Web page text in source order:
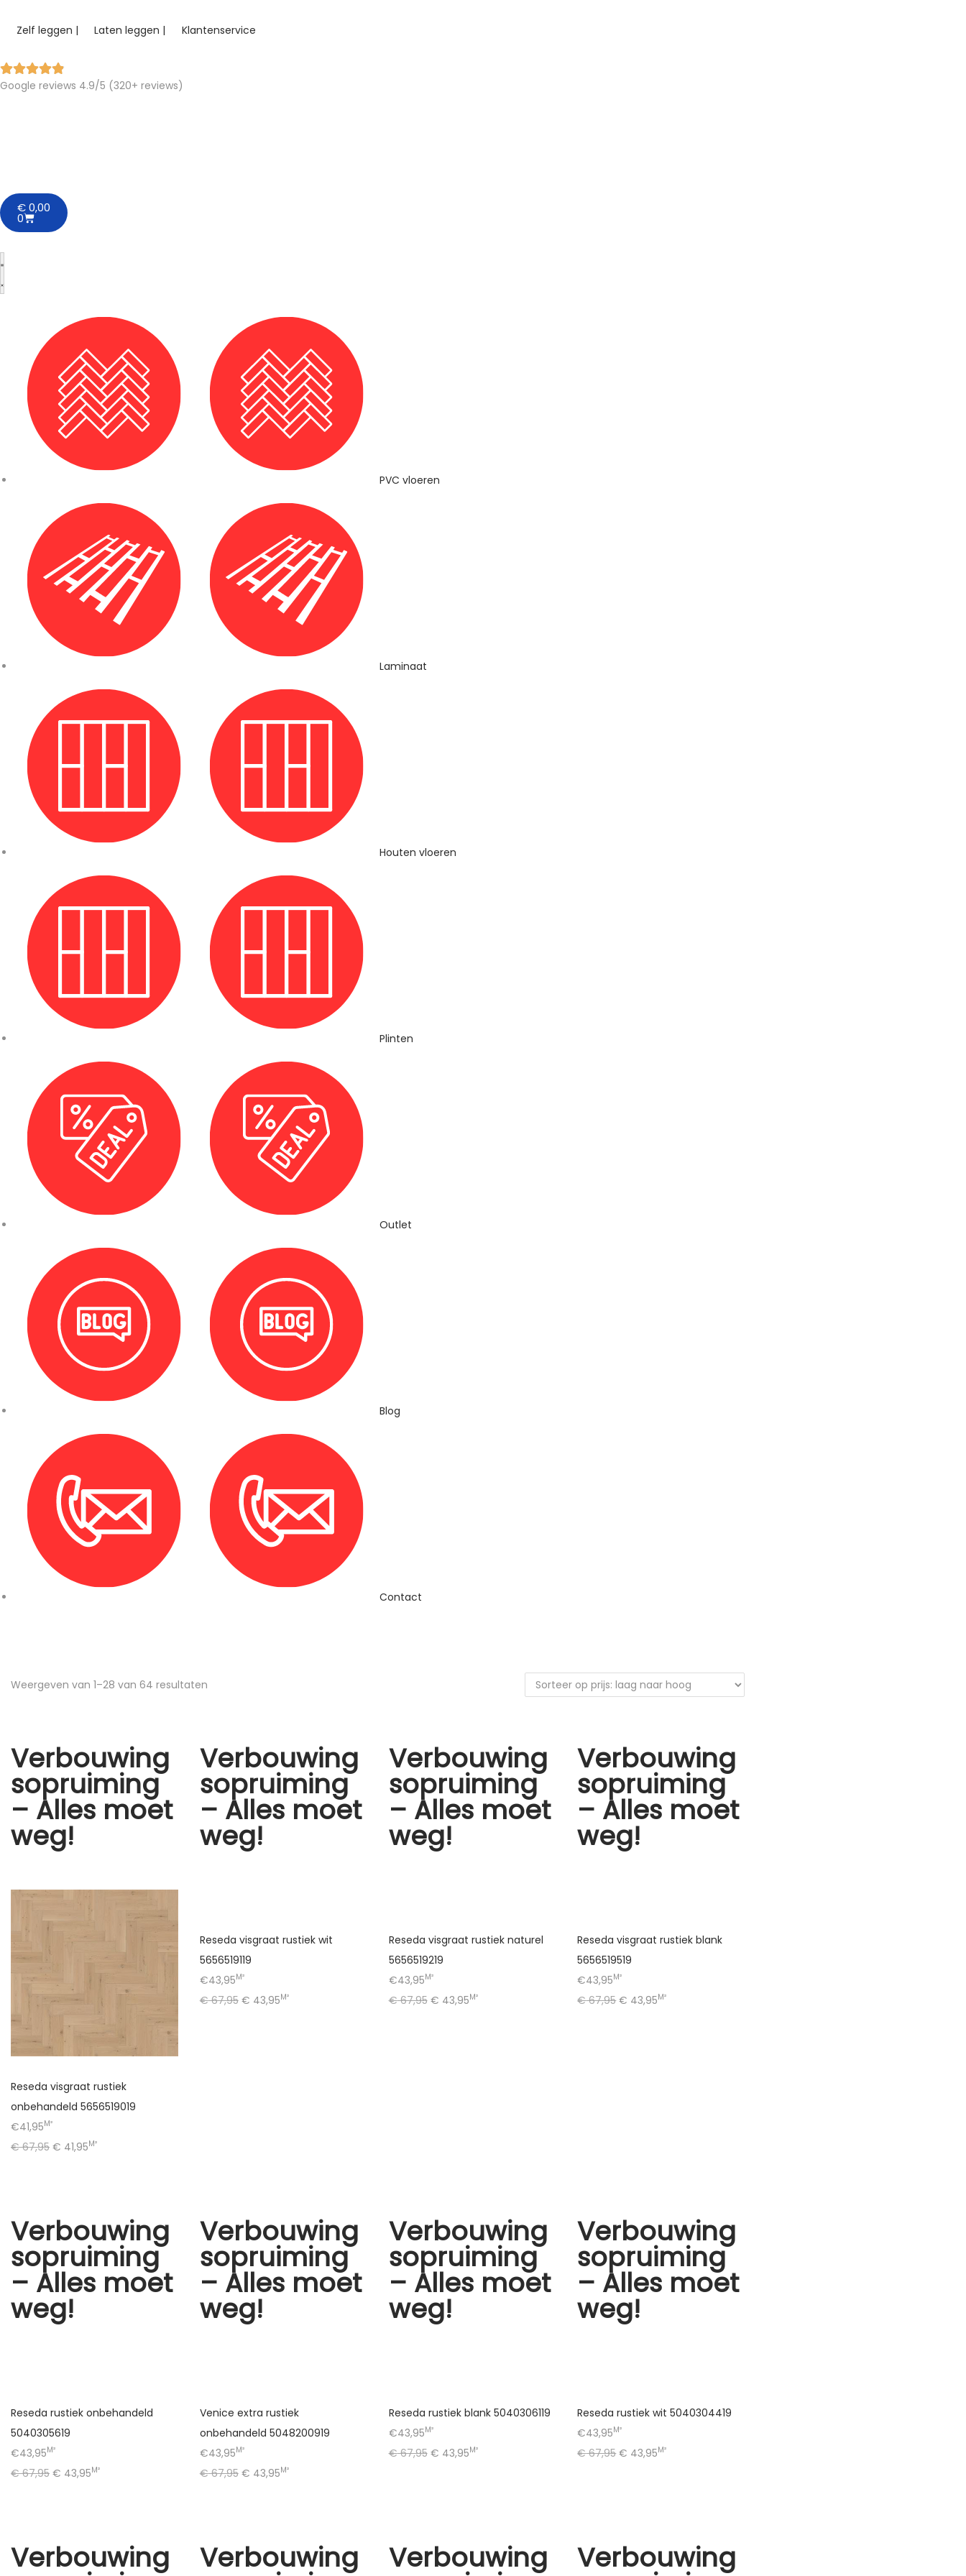
Zelf leggen | Laten leggen | Klantenservice
Google reviews 4.9/5 (320+ reviews)
€0,00
0
PVC vloeren
Laminaat
Houten vloeren
Plinten
Outlet
Blog
Contact
Weergeven van 1–28 van 64 resultaten
Verbouwing
sopruiming
– Alles moet
weg!
Reseda visgraat rustiek
onbehandeld 5656519019
€41,95M²
€67,95 € 41,95M²
Verbouwing
sopruiming
– Alles moet
weg!
Reseda visgraat rustiek wit
5656519119
€43,95M²
€67,95 € 43,95M²
Verbouwing
sopruiming
– Alles moet
weg!
Reseda visgraat rustiek naturel
5656519219
€43,95M²
€67,95 € 43,95M²
Verbouwing
sopruiming
– Alles moet
weg!
Reseda visgraat rustiek blank
5656519519
€43,95M²
€67,95 € 43,95M²
Verbouwing
sopruiming
– Alles moet
weg!
Reseda rustiek onbehandeld
5040305619
€43,95M²
€67,95 € 43,95M²
Verbouwing
sopruiming
– Alles moet
weg!
Venice extra rustiek
onbehandeld 5048200919
€43,95M²
€67,95 € 43,95M²
Verbouwing
sopruiming
– Alles moet
weg!
Reseda rustiek blank 5040306119
€43,95M²
€67,95 € 43,95M²
Verbouwing
sopruiming
– Alles moet
weg!
Reseda rustiek wit 5040304419
€43,95M²
€67,95 € 43,95M²
Verbouwing Verbouwing Verbouwing Verbouwing